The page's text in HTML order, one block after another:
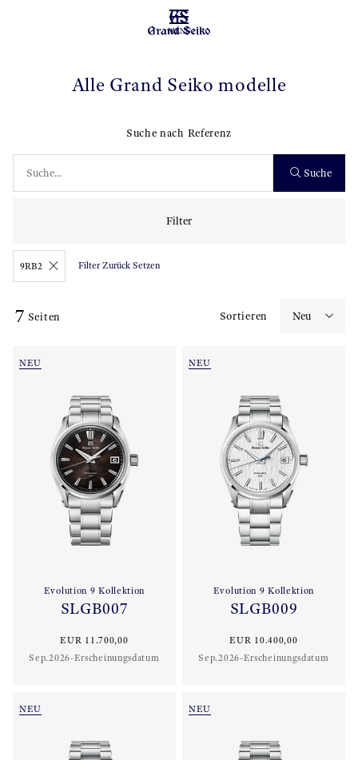
MENÜ
Alle Grand Seiko modelle
Suche nach Referenz
Suche
Filter
9RB2 Filter Zurück Setzen
7 Seiten Sortieren
NEU
Evolution 9 Kollektion
SLGB007
EUR 11.700,00
Sep.2026-Erscheinungsdatum
NEU
Evolution 9 Kollektion
SLGB009
EUR 10.400,00
Sep.2026-Erscheinungsdatum
NEU NEU